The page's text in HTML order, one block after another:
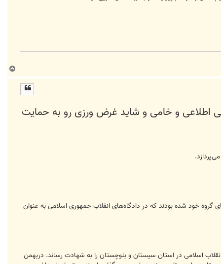
ا
اطلاعی و خامی و شاید غرض ورزی رو به حمایت
آزادی برخی از اعضای گروه خود شده بودند که در دادگاه‌های انقلاب جمهوری اسلامی به عنوان
و یا حادثه تاسوکی معروف شد ۲۱ تن از اعضای سپاه پاسداران انقلاب اسلامی در استان سیستان و بلوچستان را به شهادت رساند. دربهمن